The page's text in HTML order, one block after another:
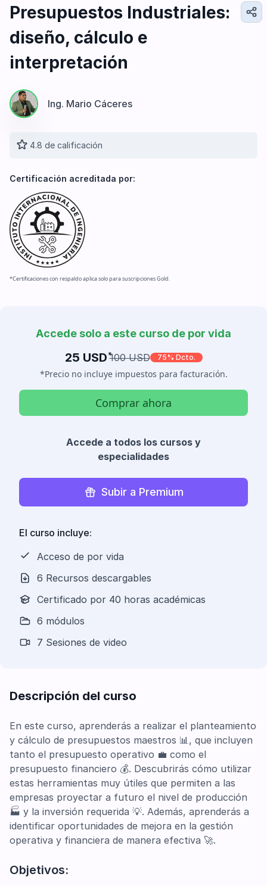
Diseño e Ingeniería
Gestión Industrial
Ingeniería de Procesos
Desarrollo Profesional
Ingeniería Civil
Presupuestos Industriales:
diseño, cálculo e
interpretación
Ing. Mario Cáceres
4.8 de calificación
Certificación acreditada por:
*Certificaciones con respaldo aplica solo para suscripciones Gold.
Accede solo a este curso de por vida
25 USD *100 USD 75% Dcto.
*Precio no incluye impuestos para facturación.
Comprar ahora
Accede a todos los cursos y
especialidades
Subir a Premium
El curso incluye:
Acceso de por vida
6 Recursos descargables
Certificado por 40 horas académicas
6 módulos
7 Sesiones de video
Descripción del curso
En este curso, aprenderás a realizar el planteamiento
y cálculo de presupuestos maestros 📊, que incluyen
tanto el presupuesto operativo 💼 como el
presupuesto financiero 💰. Descubrirás cómo utilizar
estas herramientas muy útiles que permiten a las
empresas proyectar a futuro el nivel de producción
🏭 y la inversión requerida 💡. Además, aprenderás a
identificar oportunidades de mejora en la gestión
operativa y financiera de manera efectiva 🚀.
Objetivos: